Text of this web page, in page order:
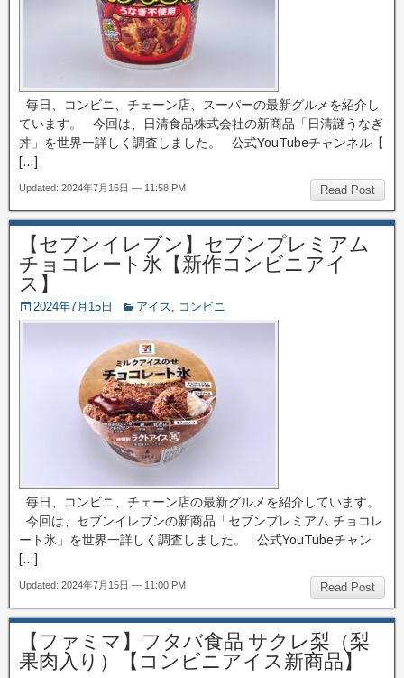
毎日、コンビニ、チェーン店、スーパーの最新グルメを紹介し
ています。 今回は、日清食品株式会社の新商品「日清謎うなぎ
丼」を世界一詳しく調査しました。 公式YouTubeチャンネル【
[…]
Read Post
Updated: 2024年7月16日 — 11:58 PM
【セブンイレブン】セブンプレミアム
チョコレート氷【新作コンビニアイ
ス】
2024年7月15日 アイス, コンビニ
毎日、コンビニ、チェーン店の最新グルメを紹介しています。
今回は、セブンイレブンの新商品「セブンプレミアム チョコレ
ート氷」を世界一詳しく調査しました。 公式YouTubeチャン
[…]
Read Post
Updated: 2024年7月15日 — 11:00 PM
【ファミマ】フタバ食品 サクレ梨（梨
果肉入り）【コンビニアイス新商品】